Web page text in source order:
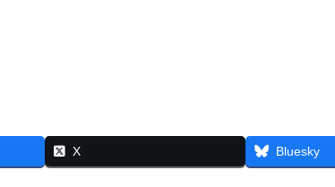
X Bluesky